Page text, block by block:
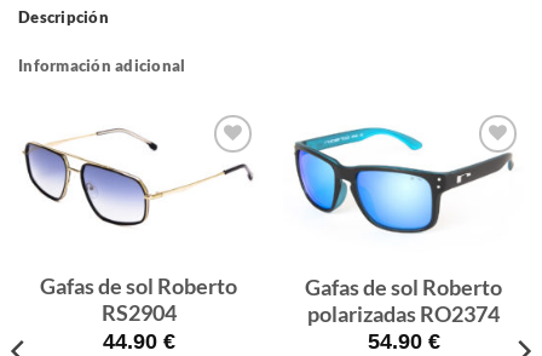
Descripción
Información adicional
Gafas
Gafas de sol Roberto
RS2904
44.90 €
Gafas
de sol
Gafas de sol Roberto
polarizadas RO2374
54.90 €